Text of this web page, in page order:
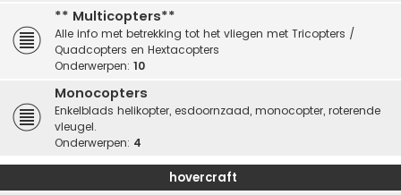
** Multicopters**
Alle info met betrekking tot het vliegen met Tricopters /
Quadcopters en Hextacopters
Onderwerpen: 10
Monocopters
Enkelblads helikopter, esdoornzaad, monocopter, roterende
vleugel.
Onderwerpen: 4
hovercraft